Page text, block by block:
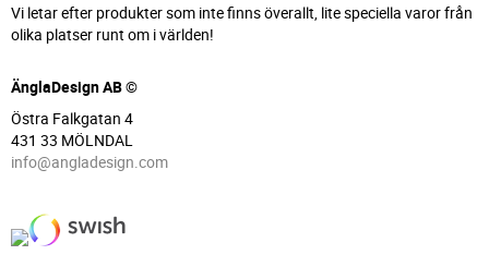
Vi letar efter produkter som inte finns överallt, lite speciella varor från
olika platser runt om i världen!
ÄnglaDesign AB ©
Östra Falkgatan 4
431 33 MÖLNDAL
info@angladesign.com